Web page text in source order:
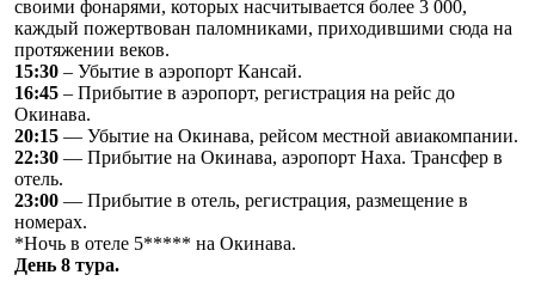
своими фонарями, которых насчитывается более 3 000,
каждый пожертвован паломниками, приходившими сюда на
протяжении веков.
15:30 – Убытие в аэропорт Кансай.
16:45 – Прибытие в аэропорт, регистрация на рейс до
Окинава.
20:15 — Убытие на Окинава, рейсом местной авиакомпании.
22:30 — Прибытие на Окинава, аэропорт Наха. Трансфер в
отель.
23:00 — Прибытие в отель, регистрация, размещение в
номерах.
*Ночь в отеле 5***** на Окинава.
День 8 тура.